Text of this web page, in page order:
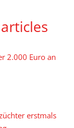
2.000 Euro an
erstmals